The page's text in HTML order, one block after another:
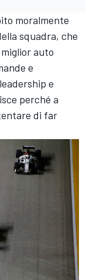
moralmente
squadra, che
auto
e
e
perché a
di far